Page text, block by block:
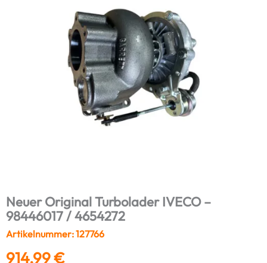
Neuer Original Turbolader IVECO –
98446017 / 4654272
Artikelnummer: 127766
914,99€